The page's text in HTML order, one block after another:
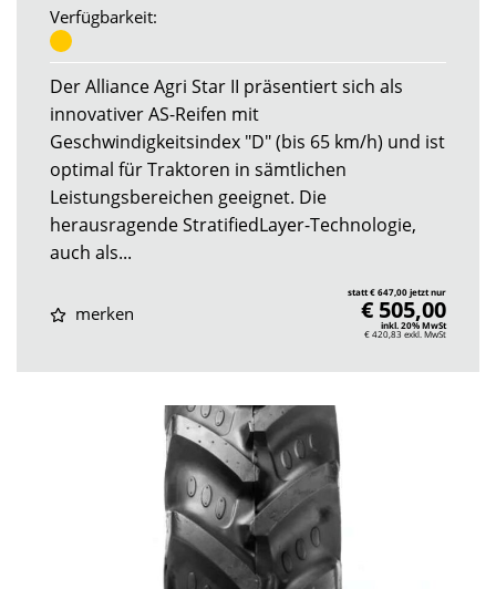
Verfügbarkeit:
Der Alliance Agri Star II präsentiert sich als
innovativer AS-Reifen mit
Geschwindigkeitsindex "D" (bis 65 km/h) und ist
optimal für Traktoren in sämtlichen
Leistungsbereichen geeignet. Die
herausragende StratifiedLayer-Technologie,
auch als...
merken
statt € 647,00 jetzt nur
€ 505,00
inkl. 20% MwSt
€ 420,83 exkl. MwSt